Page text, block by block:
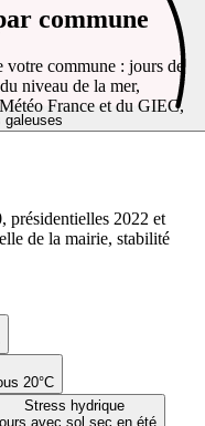
galeuses
20°C
Stress hydrique
avec sol sec en été
commune
commune : jours de
niveau de la mer,
France et du GIEC,
présidentielles 2022 et
de la mairie, stabilité